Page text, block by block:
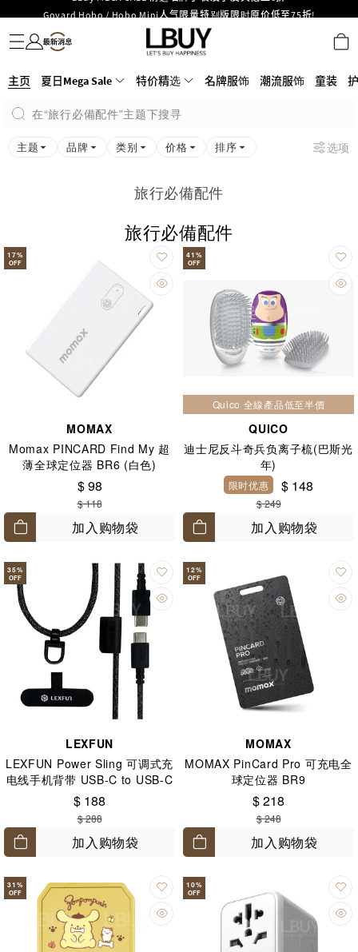
Goyard Hobo / Hobo Mini人气限量特别版限时原价低至75折!
LBuy呈献 - Hermès 及 Chanel 手袋及首饰低至6折，立即入手!
LBuy Nintendo Switch / Nintendo Switch 2 正规商品零售店登陆MOKO 4楼
重要通告：银行转帐及转数快付款注意事项
LBuy获香港知识产权署颁发2026《正版正货承诺》商标
名牌服饰
潮流服饰
童装
护肤美妆
香水香薰
个人护理
母婴护理
游戏及精品玩具
文仪用品
家居生活
电子产品
美食
医药保健
运动与户外用品
主页 夏日Mega Sale 特价精选 名牌服饰 潮流服饰 童装
在“旅行必備配件”主题下搜寻
主题 品牌 类别 价格 排序 选项
旅行必備配件
旅行必備配件
17%
OFF
MOMAX
Momax PINCARD Find My 超
薄全球定位器 BR6 (白色)
$ 98
$ 118
加入购物袋
41%
OFF
Quico 全線產品低至半價
QUICO
迪士尼反斗奇兵负离子梳(巴斯光
年)
限时优惠 $ 148
$ 249
加入购物袋
35%
OFF
LEXFUN
LEXFUN Power Sling 可调式充
电线手机背带 USB-C to USB-C
黑
$ 188
$ 288
加入购物袋
12%
OFF
MOMAX
MOMAX PinCard Pro 可充电全
球定位器 BR9
$ 218
$ 248
加入购物袋
31%
OFF
10%
OFF